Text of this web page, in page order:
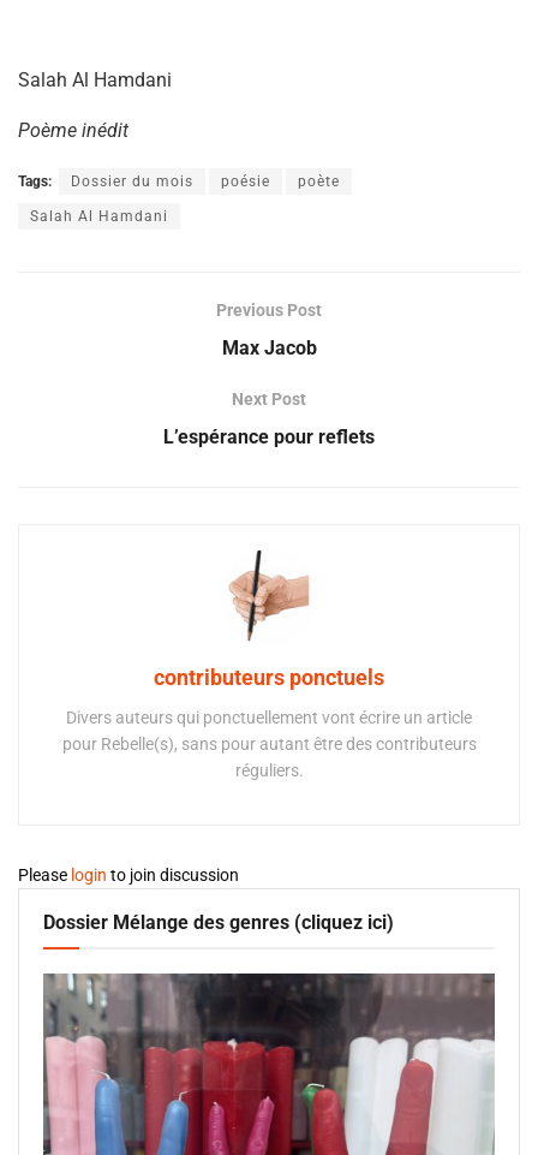
Salah Al Hamdani
Poème inédit
Tags: Dossier du mois poésie poète
Salah Al Hamdani
Previous Post
Max Jacob
Next Post
L’espérance pour reflets
contributeurs ponctuels
Divers auteurs qui ponctuellement vont écrire un article
pour Rebelle(s), sans pour autant être des contributeurs
réguliers.
Please login to join discussion
Dossier Mélange des genres (cliquez ici)